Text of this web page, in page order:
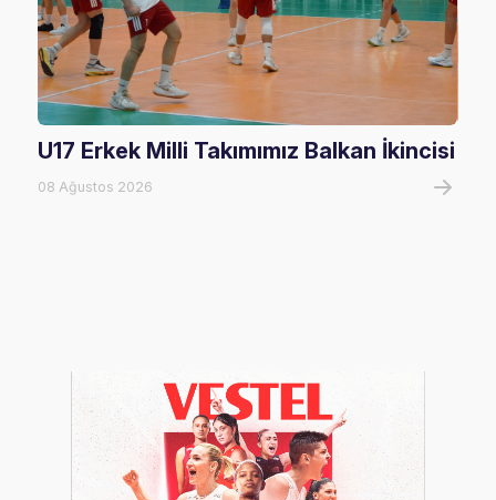
U17 Erkek Milli Takımımız Balkan İkincisi
08 Ağustos 2026